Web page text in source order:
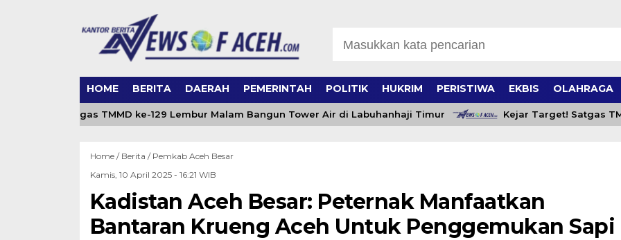
HOME BERITA DAERAH PEMERINTAH POLITIK HUKRIM PERISTIWA EKBIS OLAHRAGA
Satgas TMMD ke-129 Lembur Malam Bangun Tower Air di Labuhanhaji Timur Kejar Target! Satgas TMMD
Home / Berita / Pemkab Aceh Besar
Kamis, 10 April 2025 - 16:21 WIB
Kadistan Aceh Besar: Peternak Manfaatkan
Bantaran Krueng Aceh Untuk Penggemukan Sapi